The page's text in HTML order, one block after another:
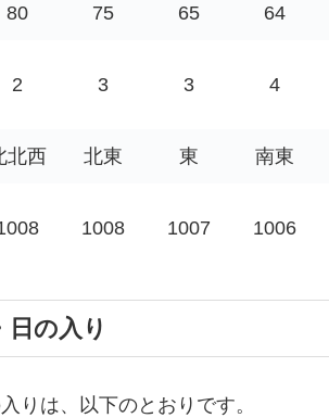
80 75 65 64
2 3 3 4
北西 北東 東 南東
1008 1007 1006
日の入り
りは、以下のとおりです。